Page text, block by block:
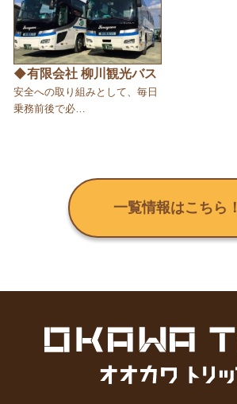
◆有限会社 柳川観光バス
安全への取り組みとして、毎日
乗務前後で必…
一覧情報はこちら！